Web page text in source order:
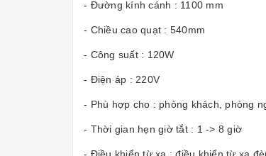
- Đường kính cánh : 1100 mm
- Chiều cao quạt : 540mm
- Công suất : 120W
- Điện áp : 220V
- Phù hợp cho : phòng khách, phòng
- Thời gian hẹn giờ tắt : 1 -> 8 giờ